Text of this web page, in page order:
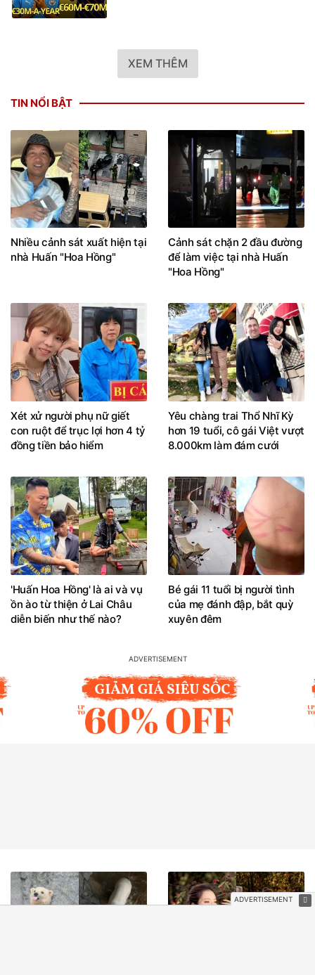
XEM THÊM
TIN NỔI BẬT
Nhiều cảnh sát xuất hiện tại
nhà Huấn "Hoa Hồng"
Cảnh sát chặn 2 đầu đường
để làm việc tại nhà Huấn
"Hoa Hồng"
Xét xử người phụ nữ giết
con ruột để trục lợi hơn 4 tỷ
đồng tiền bảo hiểm
Yêu chàng trai Thổ Nhĩ Kỳ
hơn 19 tuổi, cô gái Việt vượt
8.000km làm đám cưới
'Huấn Hoa Hồng' là ai và vụ
ồn ào từ thiện ở Lai Châu
diễn biến như thế nào?
Bé gái 11 tuổi bị người tình
của mẹ đánh đập, bắt quỳ
xuyên đêm